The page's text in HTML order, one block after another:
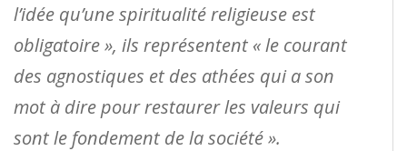
l’idée qu’une spiritualité religieuse est
obligatoire », ils représentent « le courant
des agnostiques et des athées qui a son
mot à dire pour restaurer les valeurs qui
sont le fondement de la société ».